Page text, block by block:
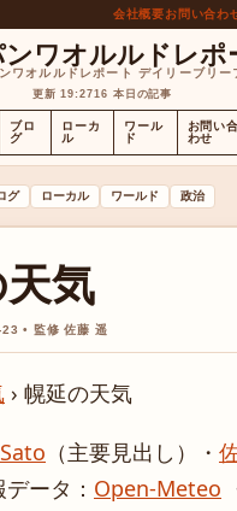
会社概要お問い合わ
ワオルルドレポ
ワオルルドレポート デイリーブリー
更新 19:2716 本日の記事
ブロ
グ
ローカ
ル
ワール
ド
お問い合
わせ
グ ローカル ワールド 政治
気
• 監修 佐藤 遥
› 幌延の天気
（主要見出し） ・
ータ： Open-Meteo